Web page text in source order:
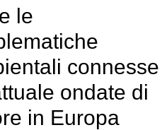
le
connesse
ondate di
in Europa